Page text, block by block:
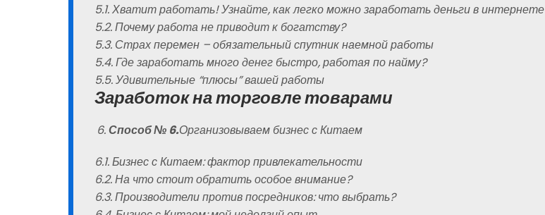
5.1. Хватит работать! Узнайте, как легко можно заработать деньги в интернете
5.2. Почему работа не приводит к богатству?
5.3. Страх перемен – обязательный спутник наемной работы
5.4. Где заработать много денег быстро, работая по найму?
5.5. Удивительные “плюсы” вашей работы
Заработок на торговле товарами
Способ № 6.Организовываем бизнес с Китаем
6.1. Бизнес с Китаем: фактор привлекательности
6.2. На что стоит обратить особое внимание?
6.3. Производители против посредников: что выбрать?